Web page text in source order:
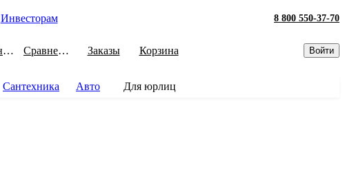
Инвесторам 8 800 550-37-70
Избранное Сравнение Заказы Корзина Войти
Сантехника Авто
Для юрлиц